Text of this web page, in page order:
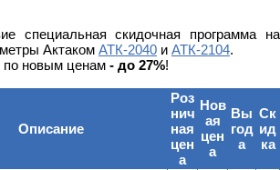
специальная скидочная программа на
Актаком АТК-2040 и АТК-2104.
по новым ценам - до 27%!
Описание
Роз
нич
ная
цен
а
Нов
ая
цен
а
Вы
год
а
Ск
ид
ка